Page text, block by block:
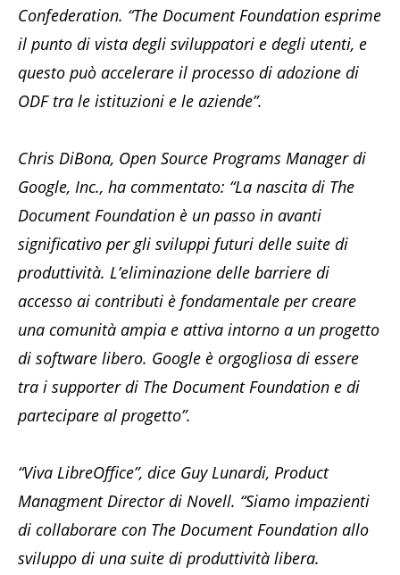
Confederation. “The Document Foundation esprime
il punto di vista degli sviluppatori e degli utenti, e
questo può accelerare il processo di adozione di
ODF tra le istituzioni e le aziende”.
Chris DiBona, Open Source Programs Manager di
Google, Inc., ha commentato: “La nascita di The
Document Foundation è un passo in avanti
significativo per gli sviluppi futuri delle suite di
produttività. L’eliminazione delle barriere di
accesso ai contributi è fondamentale per creare
una comunità ampia e attiva intorno a un progetto
di software libero. Google è orgogliosa di essere
tra i supporter di The Document Foundation e di
partecipare al progetto”.
“Viva LibreOffice”, dice Guy Lunardi, Product
Managment Director di Novell. “Siamo impazienti
di collaborare con The Document Foundation allo
sviluppo di una suite di produttività libera.